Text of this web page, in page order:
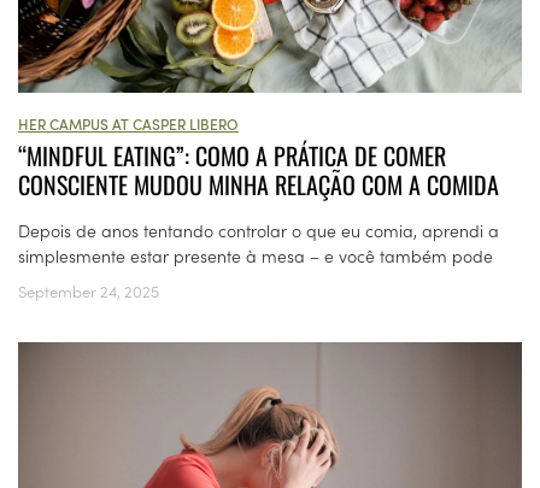
HER CAMPUS AT CASPER LIBERO
“MINDFUL EATING”: COMO A PRÁTICA DE COMER
CONSCIENTE MUDOU MINHA RELAÇÃO COM A COMIDA
Depois de anos tentando controlar o que eu comia, aprendi a
simplesmente estar presente à mesa – e você também pode
September 24, 2025